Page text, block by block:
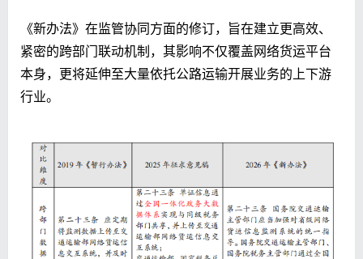
《新办法》在监管协同方面的修订，旨在建立更高效、
紧密的跨部门联动机制，其影响不仅覆盖网络货运平台
本身，更将延伸至大量依托公路运输开展业务的上下游
行业。